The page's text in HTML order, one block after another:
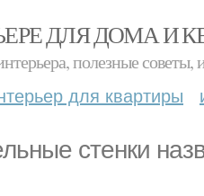
ДЛЯ ДОМА И
полезные советы,
для квартиры
стенки